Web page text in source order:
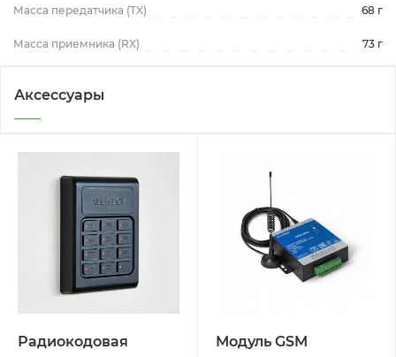
Масса передатчика (TX) 68 г
Масса приемника (RX) 73 г
Аксессуары
Радиокодовая
Модуль GSM